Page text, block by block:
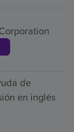
de
en inglés